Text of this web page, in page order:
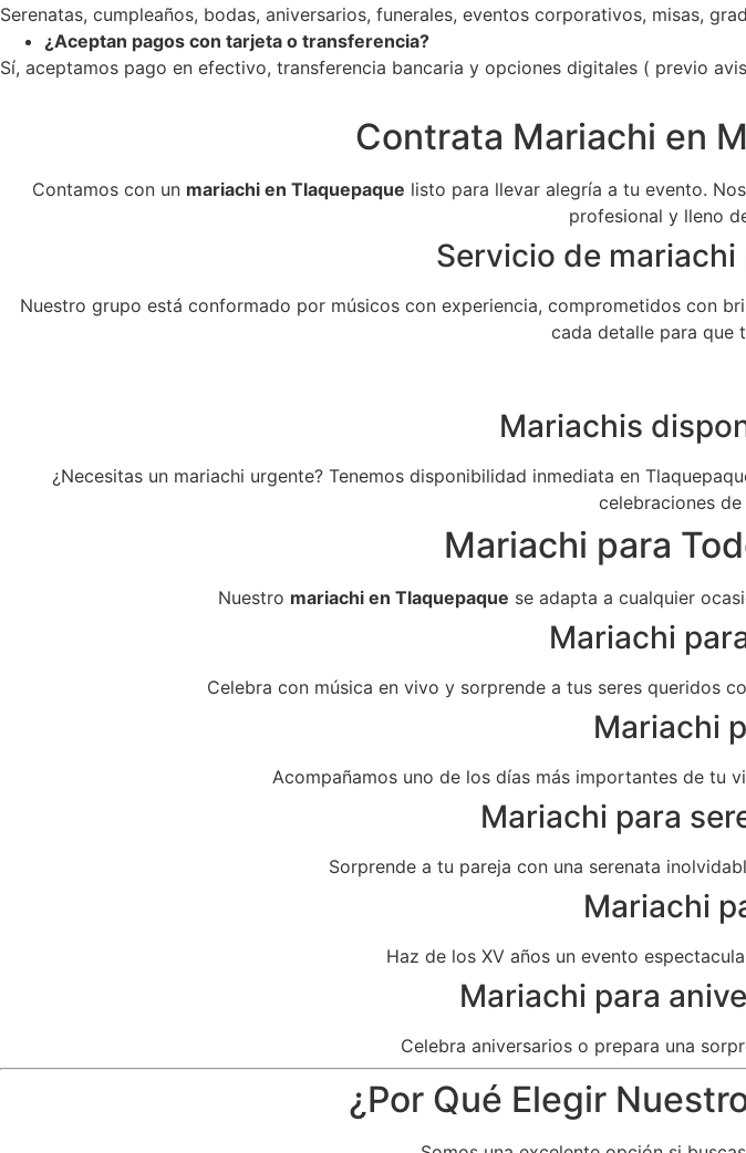
Serenatas, cumpleaños, bodas, aniversarios, funerales, eventos corporativos, misas,
¿Aceptan pagos con tarjeta o transferencia?
Sí, aceptamos pago en efectivo, transferencia bancaria y opciones digitales ( previo
Contrata Mariachi en
Contamos con un mariachi en Tlaquepaque listo para llevar alegría a tu evento.
profesional y lleno
Servicio de
Nuestro grupo está conformado por músicos con experiencia, comprometidos con
cada detalle para que
Mariachis
¿Necesitas un mariachi urgente? Tenemos disponibilidad inmediata en
celebraciones
Mariachi para
Nuestro mariachi en Tlaquepaque se adapta a cualquier
Mariachi
Celebra con música en vivo y sorprende a tus seres queridos
Mariachi
Acompañamos uno de los días más importantes de tu
Mariachi para
Sorprende a tu pareja con una serenata
Mariachi
Haz de los XV años un evento
Mariachi para
Celebra aniversarios o prepara una
¿Por Qué Elegir